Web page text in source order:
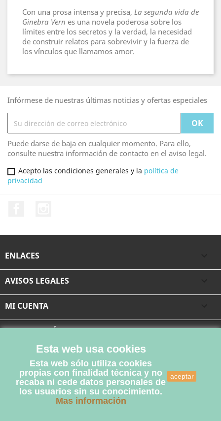
Con una prosa intensa y precisa, La segunda vida de
Ginebra Vern es una novela poderosa sobre los
límites entre los secretos y la verdad, la necesidad
de construir relatos para sobrevivir y la fuerza de
los vínculos que llamamos amor.
Infórmese de nuestras últimas noticias y ofertas especiales
Puede darse de baja en cualquier momento. Para ello,
consulte nuestra información de contacto en el aviso legal.
Acepto las condiciones generales y la política de
privacidad
ENLACES
AVISOS LEGALES
MI CUENTA
INFORMACIÓN DE LA TIENDA
Esta web usa cookies
Esta web sólo utiliza cookies
propias con finalidad técnica y no
recaba ni cede datos personales de
los usuarios sin su conocimiento.
Mas información
aceptar